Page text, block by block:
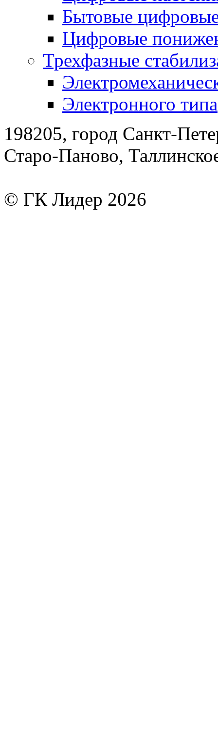
Бытовые
Цифровые
Трехфазные
Электронного типа
198205, город Санкт-
Старо-Паново,
© ГК Лидер 2026